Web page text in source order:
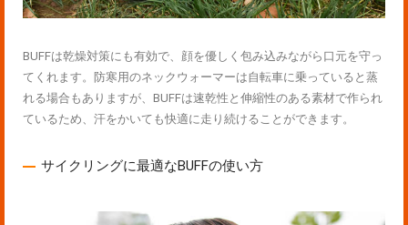
BUFFは乾燥対策にも有効で、顔を優しく包み込みながら口元を守っ
てくれます。防寒用のネックウォーマーは自転車に乗っていると蒸
れる場合もありますが、BUFFは速乾性と伸縮性のある素材で作られ
ているため、汗をかいても快適に走り続けることができます。
サイクリングに最適なBUFFの使い方